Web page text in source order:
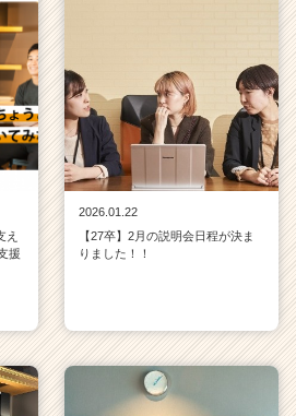
え
援
2026.01.22
【27卒】2月の説明会日程が決ま
りました！！